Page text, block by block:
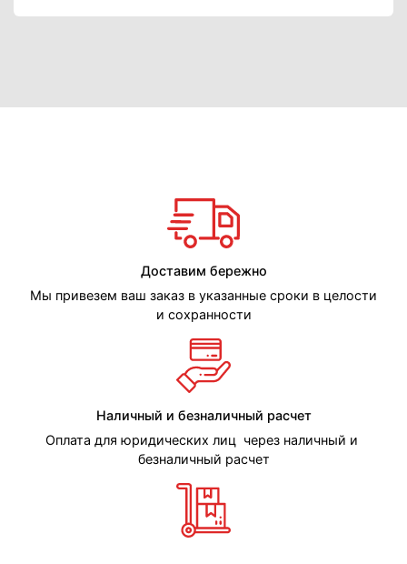
Доставим бережно
Мы привезем ваш заказ в указанные сроки в целости
и сохранности
Наличный и безналичный расчет
Оплата для юридических лиц через наличный и
безналичный расчет